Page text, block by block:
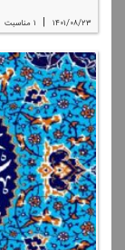
۱۴۰۱/۰۸/۲۳ | ۱ مناسبت